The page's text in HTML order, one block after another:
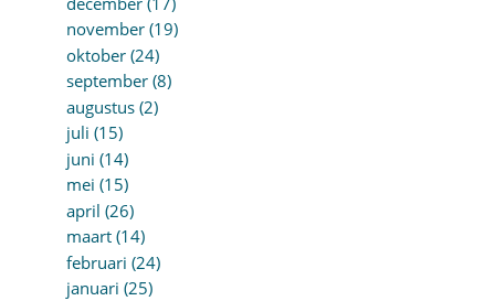
november (19)
oktober (24)
september (8)
augustus (2)
juli (15)
juni (14)
mei (15)
april (26)
maart (14)
februari (24)
januari (25)